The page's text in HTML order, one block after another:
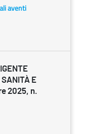
aventi
E
2025, n.